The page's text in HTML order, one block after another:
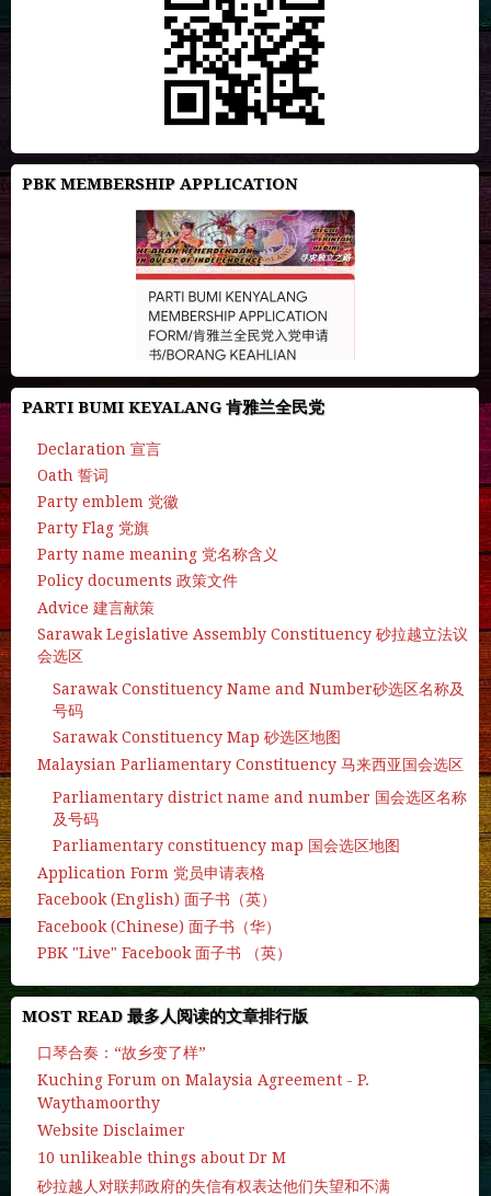
PBK MEMBERSHIP APPLICATION
PARTI BUMI KEYALANG 肯雅兰全民党
Declaration 宣言
Oath 誓词
Party emblem 党徽
Party Flag 党旗
Party name meaning 党名称含义
Policy documents 政策文件
Advice 建言献策
Sarawak Legislative Assembly Constituency 砂拉越立法议
会选区
Sarawak Constituency Name and Number砂选区名称及
号码
Sarawak Constituency Map 砂选区地图
Malaysian Parliamentary Constituency 马来西亚国会选区
Parliamentary district name and number 国会选区名称
及号码
Parliamentary constituency map 国会选区地图
Application Form 党员申请表格
Facebook (English) 面子书（英）
Facebook (Chinese) 面子书（华）
PBK "Live" Facebook 面子书 （英）
MOST READ 最多人阅读的文章排行版
口琴合奏：“故乡变了样”
Kuching Forum on Malaysia Agreement - P.
Waythamoorthy
Website Disclaimer
10 unlikeable things about Dr M
砂拉越人对联邦政府的失信有权表达他们失望和不满